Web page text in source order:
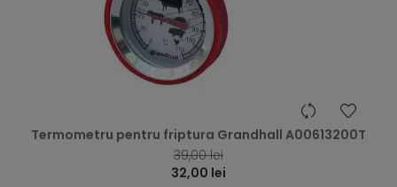
Termometru pentru friptura Grandhall A00613200T
39,00 lei
32,00 lei